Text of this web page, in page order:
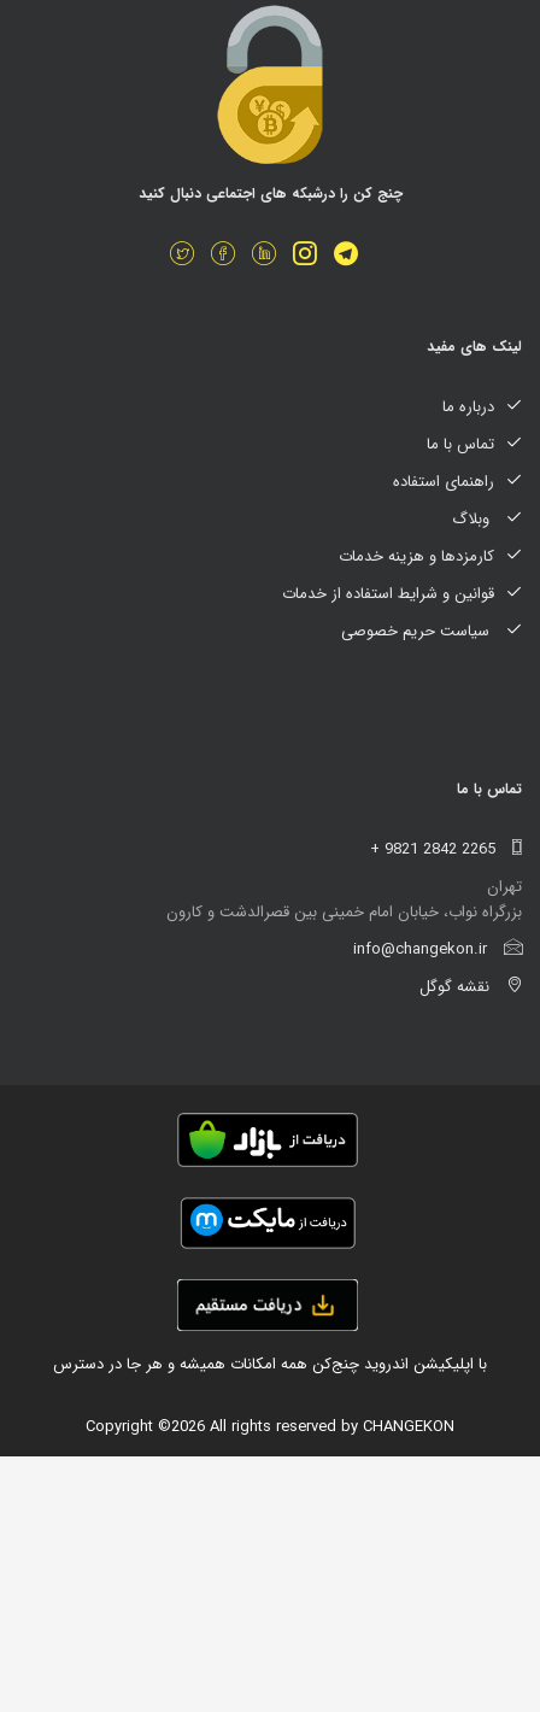
چنج کن را درشبکه های اجتماعی دنبال کنید
لینک های مفید
درباره ما
تماس با ما
راهنمای استفاده
کارمزدها و هزینه خدمات
قوانین و شرایط استفاده از خدمات
تماس با ما
+ 9821 2842 2265
تهران
بزرگراه نواب، خیابان امام خمینی بین قصرالدشت و کارون
info@changekon.ir
با اپلیکیشن اندروید چنج‌کن همه امکانات همیشه و هر جا در دسترس
Copyright ©2026 All rights reserved by CHANGEKON